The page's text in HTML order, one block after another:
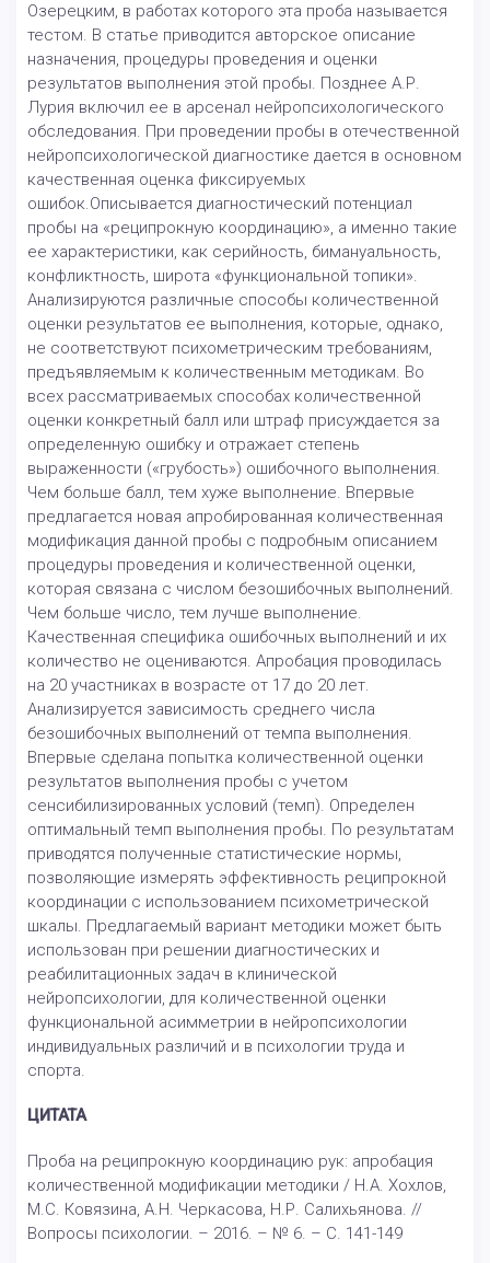
Озерецким, в работах которого эта проба называется
тестом. В статье приводится авторское описание
назначения, процедуры проведения и оценки
результатов выполнения этой пробы. Позднее А.Р.
Лурия включил ее в арсенал нейропсихологического
обследования. При проведении пробы в отечественной
нейропсихологической диагностике дается в основном
качественная оценка фиксируемых
ошибок.Описывается диагностический потенциал
пробы на «реципрокную координацию», а именно такие
ее характеристики, как серийность, бимануальность,
конфликтность, широта «функциональной топики».
Анализируются различные способы количественной
оценки результатов ее выполнения, которые, однако,
не соответствуют психометрическим требованиям,
предъявляемым к количественным методикам. Во
всех рассматриваемых способах количественной
оценки конкретный балл или штраф присуждается за
определенную ошибку и отражает степень
выраженности («грубость») ошибочного выполнения.
Чем больше балл, тем хуже выполнение. Впервые
предлагается новая апробированная количественная
модификация данной пробы с подробным описанием
процедуры проведения и количественной оценки,
которая связана с числом безошибочных выполнений.
Чем больше число, тем лучше выполнение.
Качественная специфика ошибочных выполнений и их
количество не оцениваются. Апробация проводилась
на 20 участниках в возрасте от 17 до 20 лет.
Анализируется зависимость среднего числа
безошибочных выполнений от темпа выполнения.
Впервые сделана попытка количественной оценки
результатов выполнения пробы с учетом
сенсибилизированных условий (темп). Определен
оптимальный темп выполнения пробы. По результатам
приводятся полученные статистические нормы,
позволяющие измерять эффективность реципрокной
координации с использованием психометрической
шкалы. Предлагаемый вариант методики может быть
использован при решении диагностических и
реабилитационных задач в клинической
нейропсихологии, для количественной оценки
функциональной асимметрии в нейропсихологии
индивидуальных различий и в психологии труда и
спорта.
ЦИТАТА
Проба на реципрокную координацию рук: апробация
количественной модификации методики / Н.А. Хохлов,
М.С. Ковязина, А.Н. Черкасова, Н.Р. Салихьянова. //
Вопросы психологии. – 2016. – № 6. – С. 141-149